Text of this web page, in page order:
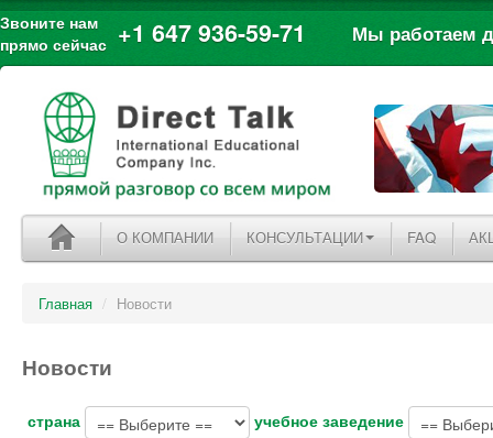
Звоните нам
прямо сейчас +1 647 936-59-71 Мы работаем
О КОМПАНИИ КОНСУЛЬТАЦИИ FAQ
Главная / Новости
Новости
страна учебное заведение